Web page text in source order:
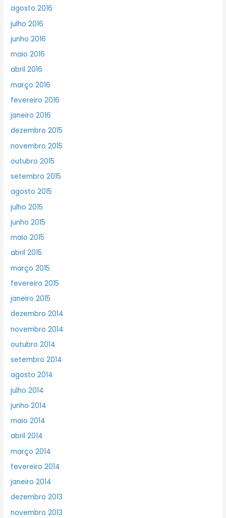
agosto 2016
julho 2016
junho 2016
maio 2016
abril 2016
março 2016
fevereiro 2016
janeiro 2016
dezembro 2015
novembro 2015
outubro 2015
setembro 2015
agosto 2015
julho 2015
junho 2015
maio 2015
abril 2015
março 2015
fevereiro 2015
janeiro 2015
dezembro 2014
novembro 2014
outubro 2014
setembro 2014
agosto 2014
julho 2014
junho 2014
maio 2014
abril 2014
março 2014
fevereiro 2014
janeiro 2014
dezembro 2013
novembro 2013